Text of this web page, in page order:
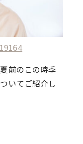
前のこの時季
いてご紹介し